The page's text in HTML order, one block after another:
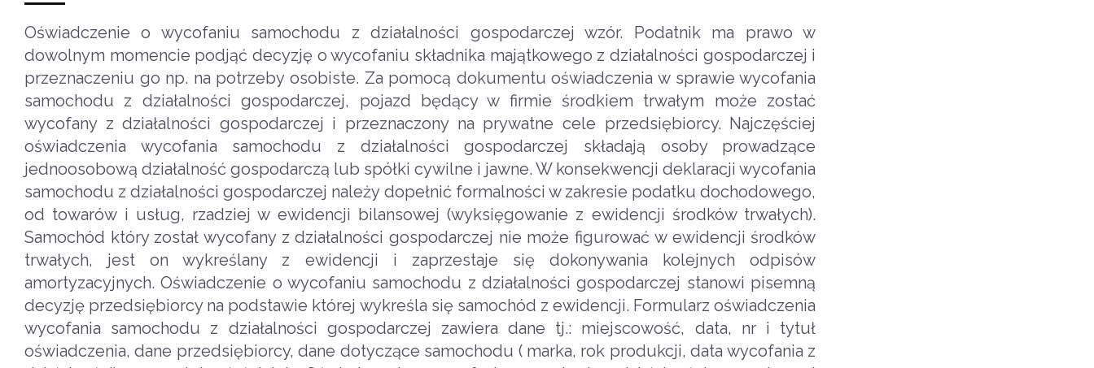
Oświadczenie o wycofaniu samochodu z działalności gospodarczej wzór. Podatnik ma prawo w
dowolnym momencie podjąć decyzję o wycofaniu składnika majątkowego z działalności gospodarczej i
przeznaczeniu go np. na potrzeby osobiste. Za pomocą dokumentu oświadczenia w sprawie wycofania
samochodu z działalności gospodarczej, pojazd będący w firmie środkiem trwałym może zostać
wycofany z działalności gospodarczej i przeznaczony na prywatne cele przedsiębiorcy. Najczęściej
oświadczenia wycofania samochodu z działalności gospodarczej składają osoby prowadzące
jednoosobową działalność gospodarczą lub spółki cywilne i jawne. W konsekwencji deklaracji wycofania
samochodu z działalności gospodarczej należy dopełnić formalności w zakresie podatku dochodowego,
od towarów i usług, rzadziej w ewidencji bilansowej (wyksięgowanie z ewidencji środków trwałych).
Samochód który został wycofany z działalności gospodarczej nie może figurować w ewidencji środków
trwałych, jest on wykreślany z ewidencji i zaprzestaje się dokonywania kolejnych odpisów
amortyzacyjnych. Oświadczenie o wycofaniu samochodu z działalności gospodarczej stanowi pisemną
decyzję przedsiębiorcy na podstawie której wykreśla się samochód z ewidencji. Formularz oświadczenia
wycofania samochodu z działalności gospodarczej zawiera dane tj.: miejscowość, data, nr i tytuł
oświadczenia, dane przedsiębiorcy, dane dotyczące samochodu ( marka, rok produkcji, data wycofania z